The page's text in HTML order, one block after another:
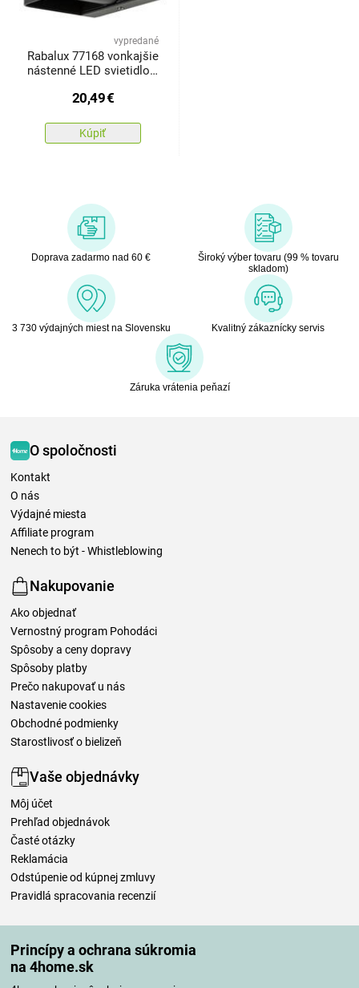
Princípy a ochrana súkromia
na 4home.sk
vypredané
Rabalux 77168 vonkajšie
nástenné LED svietidlo
20,49€
Kúpiť
Doprava zadarmo nad 60 €
Široký výber tovaru (99 % tovaru
skladom)
3 730 výdajných miest na Slovensku Kvalitný zákaznícky servis
Záruka vrátenia peňazí
O spoločnosti
Kontakt
O nás
Výdajné miesta
Affiliate program
Nenech to být - Whistleblowing
Nakupovanie
Ako objednať
Vernostný program Pohodáci
Spôsoby a ceny dopravy
Spôsoby platby
Prečo nakupovať u nás
Nastavenie cookies
Obchodné podmienky
Starostlivosť o bielizeň
Vaše objednávky
Môj účet
Prehľad objednávok
Časté otázky
Reklamácia
Odstúpenie od kúpnej zmluvy
Pravidlá spracovania recenzií